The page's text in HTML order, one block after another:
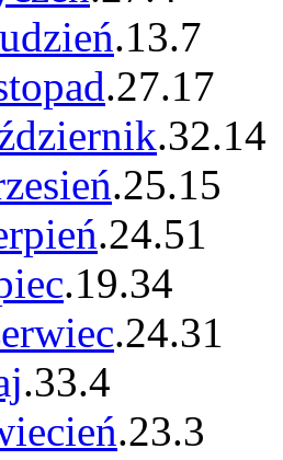
.13.7
.27.17
.32.14
.25.15
.24.51
.19.34
.24.31
.33.4
.23.3